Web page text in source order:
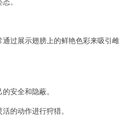
过展示翅膀上的鲜艳色彩来吸引雌
安全和隐蔽。
的动作进行狩猎。